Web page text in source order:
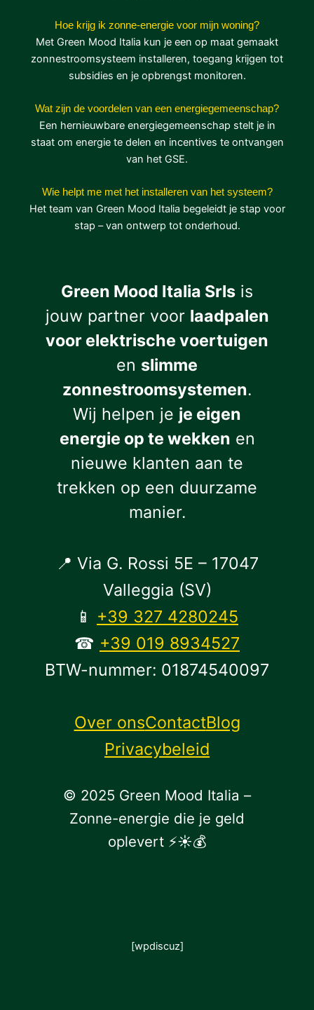
Hoe krijg ik zonne-energie voor mijn woning?
Met Green Mood Italia kun je een op maat gemaakt
zonnestroomsysteem installeren, toegang krijgen tot
subsidies en je opbrengst monitoren.
Wat zijn de voordelen van een energiegemeenschap?
Een hernieuwbare energiegemeenschap stelt je in
staat om energie te delen en incentives te ontvangen
van het GSE.
Wie helpt me met het installeren van het systeem?
Het team van Green Mood Italia begeleidt je stap voor
stap – van ontwerp tot onderhoud.
Green Mood Italia Srls is
jouw partner voor laadpalen
voor elektrische voertuigen
en slimme
zonnestroomsystemen.
Wij helpen je je eigen
energie op te wekken en
nieuwe klanten aan te
trekken op een duurzame
manier.
📍 Via G. Rossi 5E – 17047
Valleggia (SV)
📱 +39 327 4280245
☎ +39 019 8934527
BTW-nummer: 01874540097
Over onsContactBlog
Privacybeleid
© 2025 Green Mood Italia –
Zonne-energie die je geld
oplevert ⚡☀💰
[wpdiscuz]